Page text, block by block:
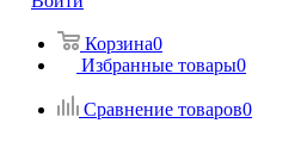
Корзина0
Избранные товары0
Сравнение товаров0